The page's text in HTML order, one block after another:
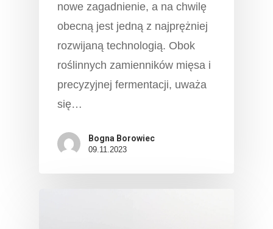
nowe zagadnienie, a na chwilę
obecną jest jedną z najprężniej
rozwijaną technologią. Obok
roślinnych zamienników mięsa i
precyzyjnej fermentacji, uważa
się…
Bogna Borowiec
09.11.2023